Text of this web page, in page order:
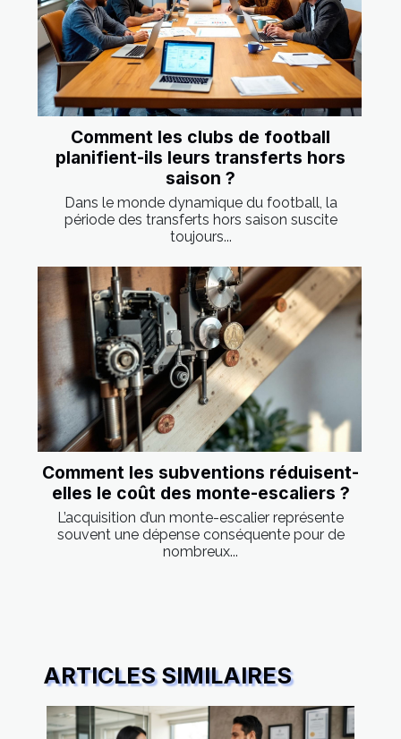
Comment les clubs de football
planifient-ils leurs transferts hors
saison ?
Dans le monde dynamique du football, la
période des transferts hors saison suscite
toujours...
Comment les subventions réduisent-
elles le coût des monte-escaliers ?
L’acquisition d’un monte-escalier représente
souvent une dépense conséquente pour de
nombreux...
ARTICLES SIMILAIRES